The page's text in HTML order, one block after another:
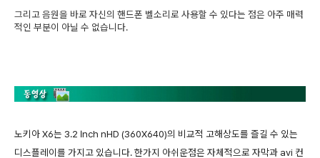
그리고 음원을 바로 자신의 핸드폰 벨소리로 사용할 수 있다는 점은 아주 매력
적인 부분이 아닐 수 없습니다.
노키아 X6는 3.2 Inch nHD (360X640)의 비교적 고해상도를 즐길 수 있는
디스플레이를 가지고 있습니다. 한가지 아쉬운점은 자체적으로 자막과 avi 컨